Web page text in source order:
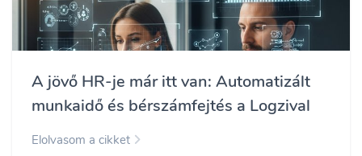
A jövő HR-je már itt van: Automatizált
munkaidő és bérszámfejtés a Logzival
Elolvasom a cikket